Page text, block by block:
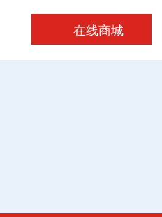
在线商城